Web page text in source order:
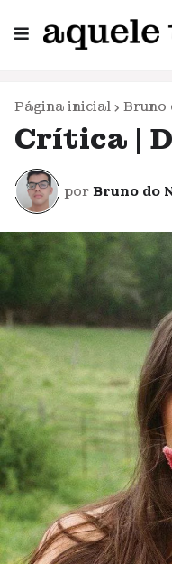
Página inicial Bruno
Crítica |
por Bruno do